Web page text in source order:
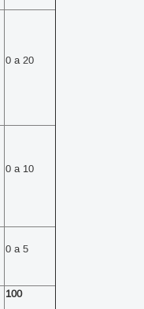
0 a 20
0 a 10
0 a 5
100